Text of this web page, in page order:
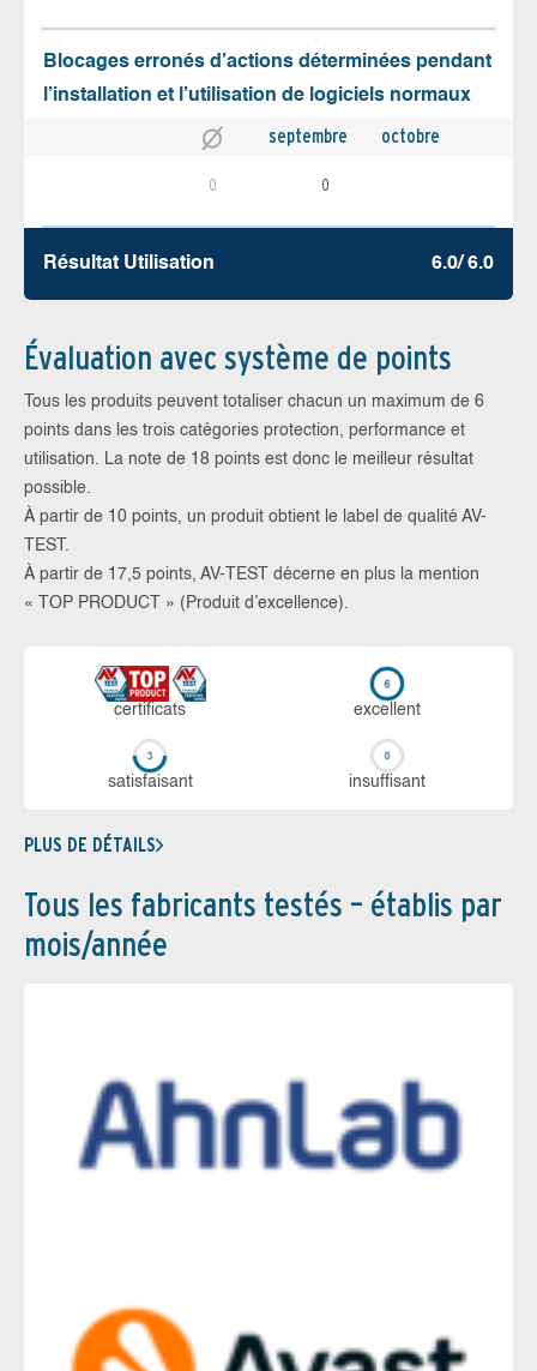
Blocages erronés d’actions déterminées pendant
l’installation et l’utilisation de logiciels normaux
septembre octobre
0 0
Résultat Utilisation 6.0/ 6.0
Évaluation avec système de points
Tous les produits peuvent totaliser chacun un maximum de 6
points dans les trois catégories protection, performance et
utilisation. La note de 18 points est donc le meilleur résultat
possible.
À partir de 10 points, un produit obtient le label de qualité AV-
TEST.
À partir de 17,5 points, AV-TEST décerne en plus la mention
« TOP PRODUCT » (Produit d’excellence).
certi­ficats ex­cellent
sa­tis­fai­sant in­suf­fi­sant
PLUS DE DÉTAILS
Tous les fabricants testés – établis par
mois/année